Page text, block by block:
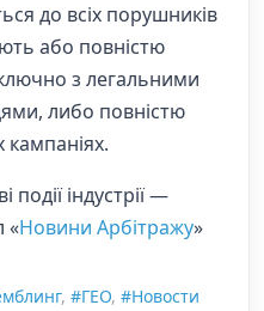
до всіх порушників
або повністю
з легальними
либо повністю
кампаніях.
індустрії —
«Новини Арбітражу»
, #ГЕО, #Новости